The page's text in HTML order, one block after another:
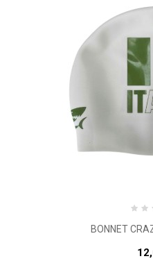
BONNET